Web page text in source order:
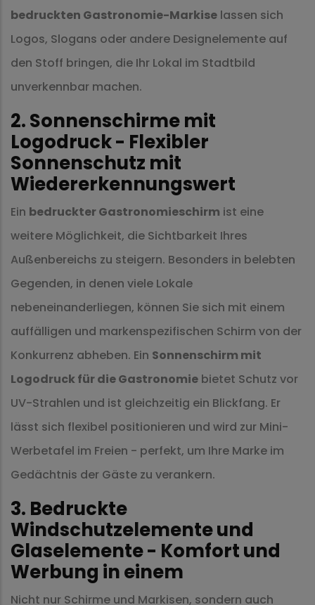
bedruckten Gastronomie-Markise lassen sich
Logos, Slogans oder andere Designelemente auf
den Stoff bringen, die Ihr Lokal im Stadtbild
unverkennbar machen.
2. Sonnenschirme mit
Logodruck - Flexibler
Sonnenschutz mit
Wiedererkennungswert
Ein bedruckter Gastronomieschirm ist eine
weitere Möglichkeit, die Sichtbarkeit Ihres
Außenbereichs zu steigern. Besonders in belebten
Gegenden, in denen viele Lokale
nebeneinanderliegen, können Sie sich mit einem
auffälligen und markenspezifischen Schirm von der
Konkurrenz abheben. Ein Sonnenschirm mit
Logodruck für die Gastronomie bietet Schutz vor
UV-Strahlen und ist gleichzeitig ein Blickfang. Er
lässt sich flexibel positionieren und wird zur Mini-
Werbetafel im Freien - perfekt, um Ihre Marke im
Gedächtnis der Gäste zu verankern.
3. Bedruckte
Windschutzelemente und
Glaselemente - Komfort und
Werbung in einem
Nicht nur Schirme und Markisen, sondern auch